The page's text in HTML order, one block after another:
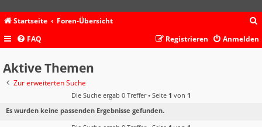
Startseite Foren-Übersicht
c
FAQ Anmelden
Registrieren
Aktive Themen
Zur erweiterten Suche
Die Suche ergab 0 Treffer • Seite 1 von 1
Es wurden keine passenden Ergebnisse gefunden.